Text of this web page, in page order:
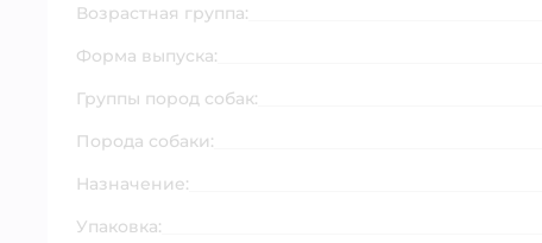
Возрастная группа:
Форма выпуска:
Группы пород собак:
Порода собаки:
Назначение:
Упаковка: